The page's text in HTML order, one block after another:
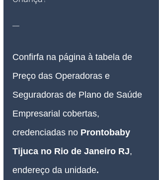
__
Confirfa na página à tabela de
Preço das Operadoras e
Seguradoras de Plano de Saúde
Empresarial cobertas,
credenciadas no Prontobaby
Tijuca no Rio de Janeiro RJ,
endereço da unidade.